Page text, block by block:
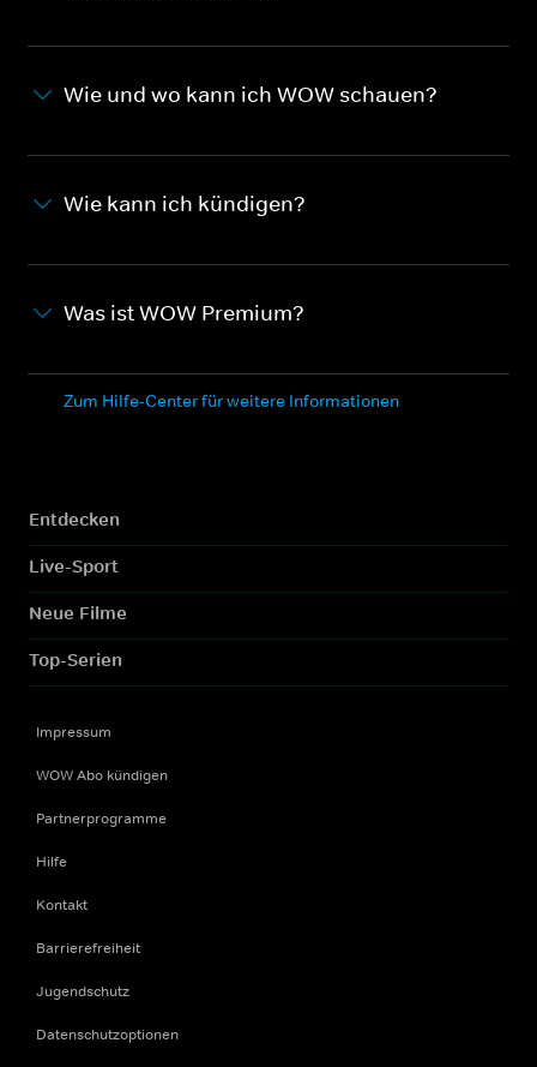
Wie und wo kann ich WOW schauen?
Wie kann ich kündigen?
Was ist WOW Premium?
Zum Hilfe-Center für weitere Informationen
Entdecken
Live-Sport
Neue Filme
Top-Serien
Impressum
WOW Abo kündigen
Partnerprogramme
Hilfe
Kontakt
Barrierefreiheit
Jugendschutz
Datenschutzoptionen